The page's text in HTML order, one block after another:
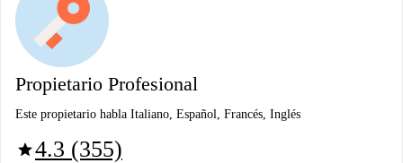
Propietario Profesional
Este propietario habla Italiano, Español, Francés, Inglés
star4.3 (355)